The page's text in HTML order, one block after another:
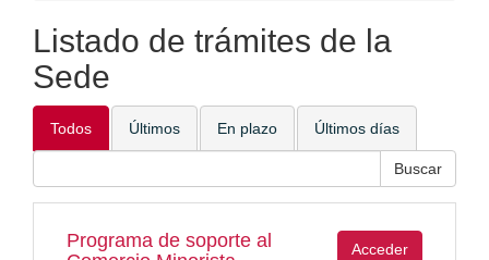
Listado de trámites de la
Sede
Todos Últimos En plazo Últimos días
Programa de soporte al
Acceder